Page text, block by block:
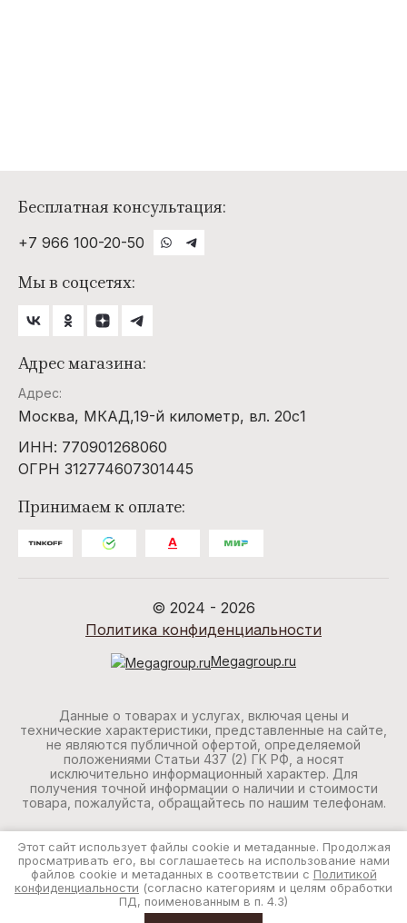
Бесплатная консультация:
+7 966 100-20-50
Мы в соцсетях:
Адрес магазина:
Адрес:
Москва, МКАД,19-й километр, вл. 20с1
ИНН: 770901268060
ОГРН 312774607301445
Принимаем к оплате:
© 2024 - 2026
Политика конфиденциальности
Megagroup.ru
Данные о товарах и услугах, включая цены и
технические характеристики, представленные на сайте,
не являются публичной офертой, определяемой
положениями Статьи 437 (2) ГК РФ, а носят
исключительно информационный характер. Для
получения точной информации о наличии и стоимости
товара, пожалуйста, обращайтесь по нашим телефонам.
Этот сайт использует файлы cookie и метаданные. Продолжая
просматривать его, вы соглашаетесь на использование нами
файлов cookie и метаданных в соответствии с Политикой
конфиденциальности (согласно категориям и целям обработки
ПД, поименованным в п. 4.3)